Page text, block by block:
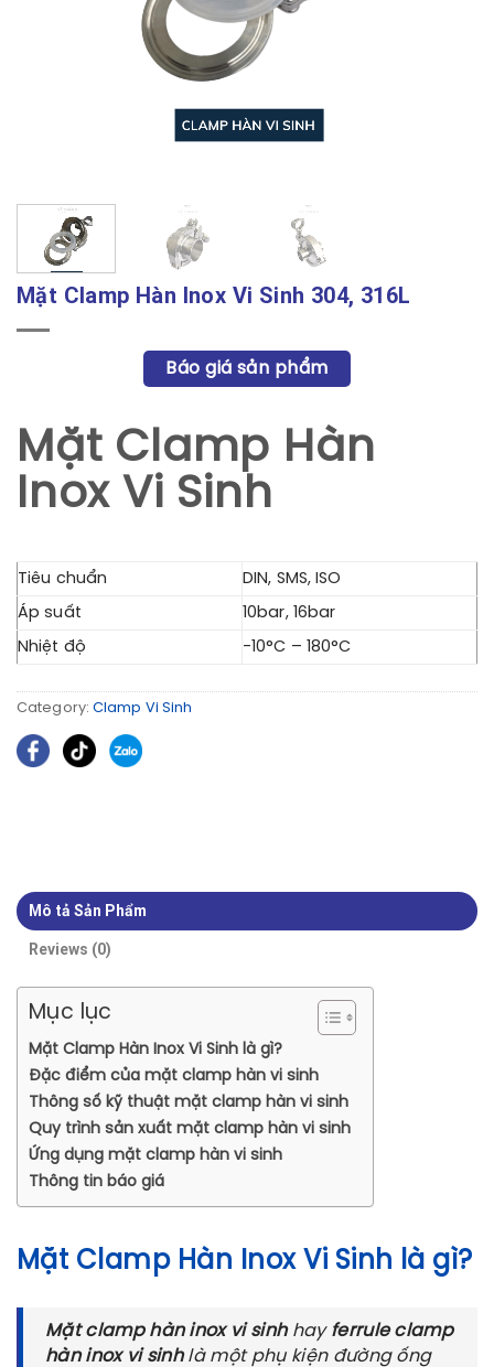
Mặt Clamp Hàn Inox Vi Sinh 304, 316L
Báo giá sản phẩm
Mặt Clamp Hàn
Inox Vi Sinh
Tiêu chuẩn
DIN, SMS, ISO
Áp suất
10bar, 16bar
Nhiệt độ
-10°C – 180°C
Category: Clamp Vi Sinh
Mô tả Sản Phẩm
Reviews (0)
Mục lục
Mặt Clamp Hàn Inox Vi Sinh là gì?
Đặc điểm của mặt clamp hàn vi sinh
Thông số kỹ thuật mặt clamp hàn vi sinh
Quy trình sản xuất mặt clamp hàn vi sinh
Ứng dụng mặt clamp hàn vi sinh
Thông tin báo giá
Mặt Clamp Hàn Inox Vi Sinh là gì?
Mặt clamp hàn inox vi sinhhay ferrule clamp
hàn inox vi sinhlà một phụ kiện đường ống